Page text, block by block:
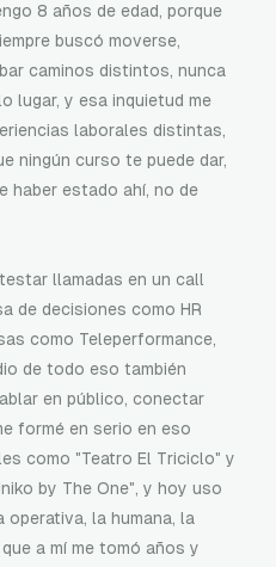
8 años de edad, porque
buscó moverse,
caminos distintos, nunca
lugar, y esa inquietud me
laborales distintas,
ningún curso te puede dar,
haber estado ahí, no de
llamadas en un call
de decisiones como HR
como Teleperformance,
de todo eso también
en público, conectar
formé en serio en eso
como "Teatro El Triciclo" y
by The One", y hoy uso
operativa, la humana, la
a mí me tomó años y